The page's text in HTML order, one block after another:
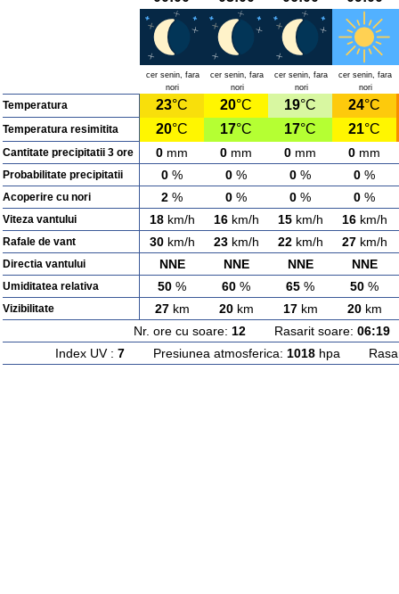
cer senin, fara
nori
cer senin, fara
nori
cer senin, fara
nori
cer senin, fara
nori
Temperatura 23°C 20°C 19°C 24°C
Temperatura resimitita 20°C 17°C 17°C 21°C
Cantitate precipitatii 3 ore 0 mm 0 mm 0 mm 0 mm
Probabilitate precipitatii 0 % 0 % 0 % 0 %
Acoperire cu nori 2 % 0 % 0 % 0 %
Viteza vantului 18km/h 16km/h 15km/h 16km/h
Rafale de vant 30km/h 23km/h 22km/h 27km/h
Directia vantului NNE NNE NNE NNE
Umiditatea relativa 50 % 60 % 65 % 50 %
Vizibilitate 27km 20km 17km 20km
Nr. ore cu soare: 12Rasarit soare: 06:19
Index UV : 7Presiunea atmosferica: 1018hpa